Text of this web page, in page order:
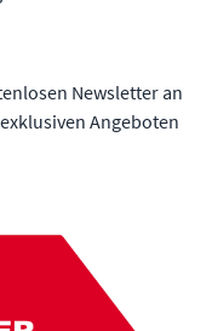
Newsletter an
Angeboten